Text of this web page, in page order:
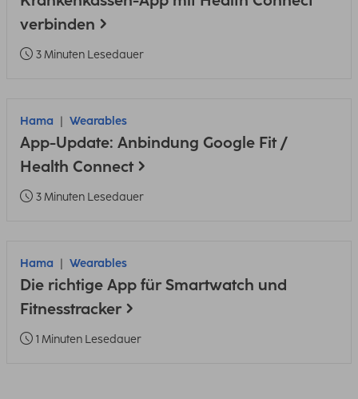
verbinden
3 Minuten Lesedauer
Hama Wearables
App-Update: Anbindung Google Fit /
Health Connect
3 Minuten Lesedauer
Hama Wearables
Die richtige App für Smartwatch und
Fitnesstracker
1 Minuten Lesedauer